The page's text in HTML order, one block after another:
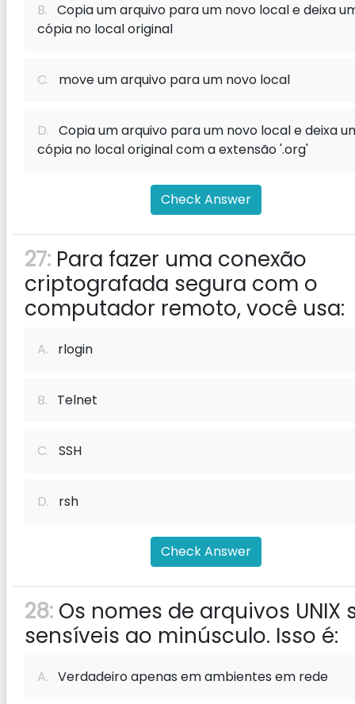
B. Copia um arquivo para um novo local e deixa
cópia no local original
C. move um arquivo para um novo local
D. Copia um arquivo para um novo local e deixa
cópia no local original com a extensão '.org'
Check Answer
27: Para fazer uma conexão
criptografada segura com o
computador remoto, você usa:
A. rlogin
B. Telnet
C. SSH
D. rsh
Check Answer
28: Os nomes de arquivos UNIX
sensíveis ao minúsculo. Isso é:
A. Verdadeiro apenas em ambientes em rede